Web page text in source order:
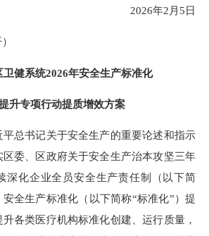
2026年2月5日
卫健系统2026年安全生产标准化
专项行动提质增效方案
书记关于安全生产的重要论述和指示
委、区政府关于安全生产治本攻坚三年
深化企业全员安全生产责任制（以下简
全生产标准化（以下简称“标准化”）提
各类医疗机构标准化创建、运行质量，